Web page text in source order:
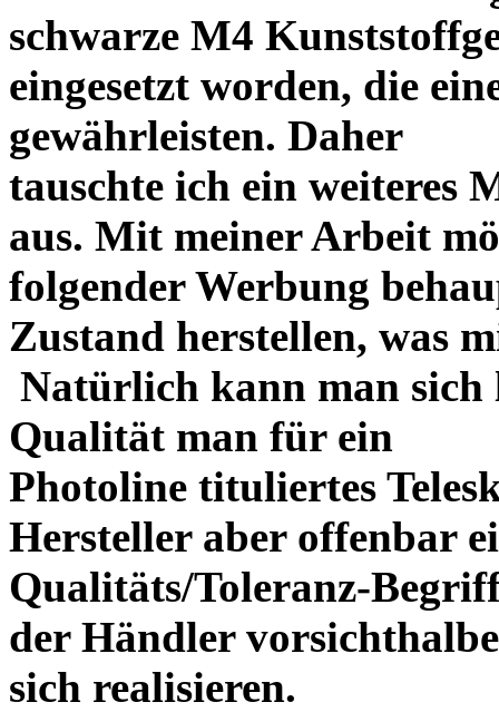
schwarze M4
eingesetzt worden, die
gewährleisten. Daher
tauschte ich ein weiteres
aus. Mit meiner Arbeit
folgender Werbung
Zustand herstellen, was
Natürlich kann man sich
Qualität man für ein
Photoline tituliertes
Hersteller aber offenbar
Qualitäts/Toleranz-
der Händler
sich realisieren.